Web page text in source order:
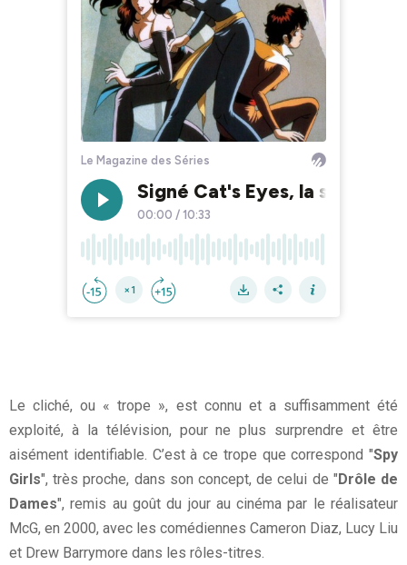
Le cliché, ou « trope », est connu et a suffisamment été
exploité, à la télévision, pour ne plus surprendre et être
aisément identifiable. C’est à ce trope que correspond "Spy
Girls", très proche, dans son concept, de celui de "Drôle de
Dames", remis au goût du jour au cinéma par le réalisateur
McG, en 2000, avec les comédiennes Cameron Diaz, Lucy Liu
et Drew Barrymore dans les rôles-titres.